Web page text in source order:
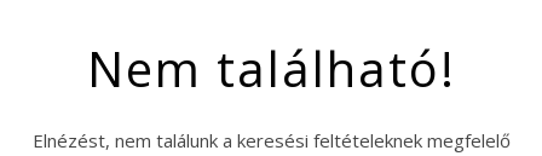
Nem található!
Elnézést, nem találunk a keresési feltételeknek megfelelő